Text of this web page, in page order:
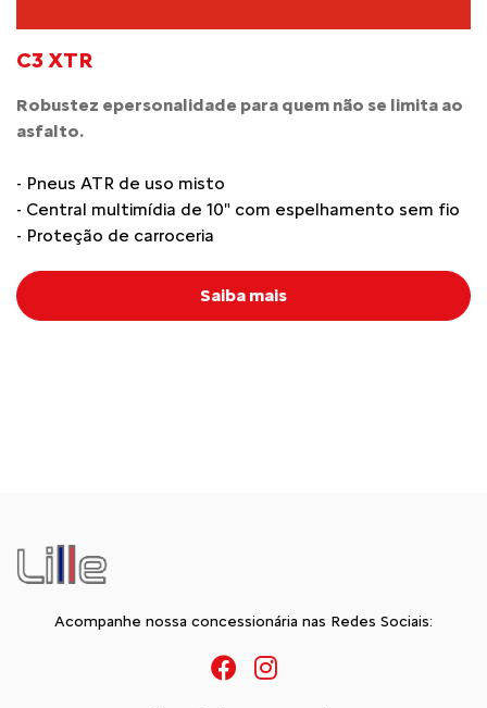
C3 XTR
Robustez epersonalidade para quem não se limita ao
asfalto.
- Pneus ATR de uso misto
- Central multimídia de 10" com espelhamento sem fio
- Proteção de carroceria
Saiba mais
Acompanhe nossa concessionária nas Redes Sociais: